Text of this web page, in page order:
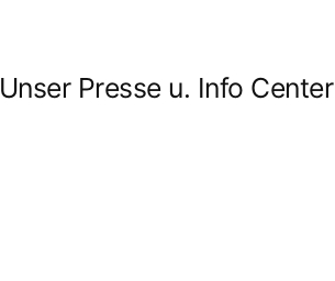
Presse u. Info Center